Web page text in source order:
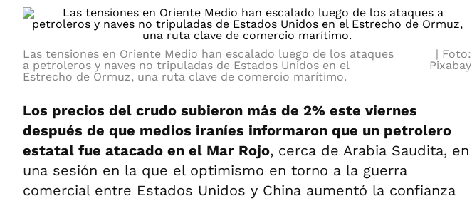
Las tensiones en Oriente Medio han escalado luego de los ataques
a petroleros y naves no tripuladas de Estados Unidos en el
Estrecho de Ormuz, una ruta clave de comercio marítimo.
Foto:
Pixabay
Los precios del crudo subieron más de 2% este viernes
después de que medios iraníes informaron que un petrolero
estatal fue atacado en el Mar Rojo, cerca de Arabia Saudita, en
una sesión en la que el optimismo en torno a la guerra
comercial entre Estados Unidos y China aumentó la confianza